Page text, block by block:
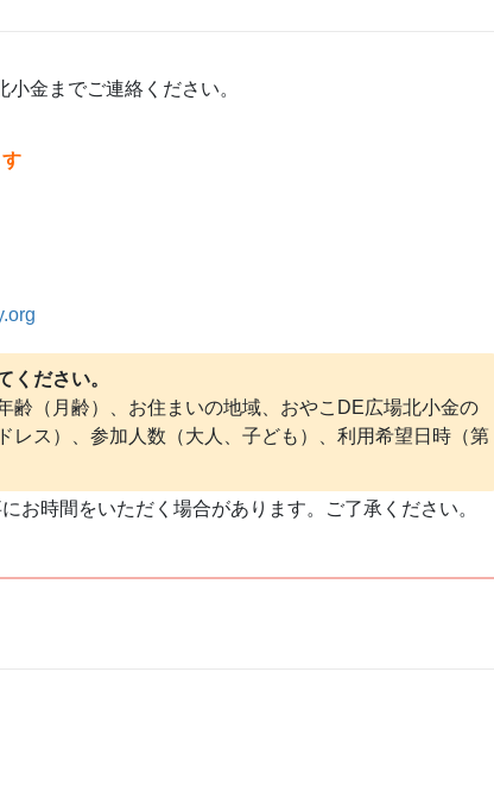
金までご連絡ください。
ください。
齢（月齢）、お住まいの地域、おやこDE広場北小金の
レス）、参加人数（大人、子ども）、利用希望日時（第
お時間をいただく場合があります。ご了承ください。